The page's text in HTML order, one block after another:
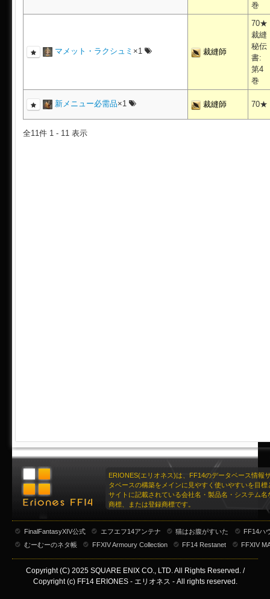
巻
マメット・ラクシュミ ×1 裁縫師
70★
裁縫
秘伝
書:
第4
巻
新メニュー必需品×1 裁縫師 70★
全11件 1 - 11 表示
ERIONES(エリオネス)は、FF14のデータベース情報
タベースの構築をメインに見やすく使いやすいを目標
サイトに記載されている会社名・製品名・システム名
商標、または登録商標です。
FinalFantasyXIV公式 エフエフ14アンテナ 猫はお腹がすいた
FF14ハ
むーむーのネタ帳
FFXIV Armoury Collection FF14 Restanet FFXIV
Copyright (C) 2025 SQUARE ENIX CO., LTD. All Rights Reserved. /
Copyright (c) FF14 ERIONES - エリオネス - All rights reserved.